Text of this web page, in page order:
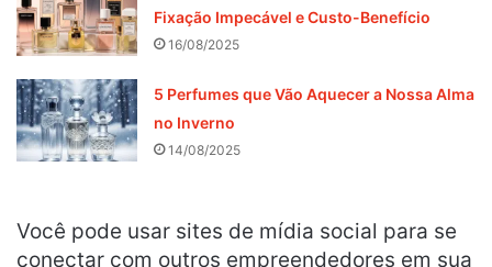
Fixação Impecável e Custo-Benefício
16/08/2025
5 Perfumes que Vão Aquecer a Nossa Alma
no Inverno
14/08/2025
Você pode usar sites de mídia social para se
conectar com outros empreendedores em sua